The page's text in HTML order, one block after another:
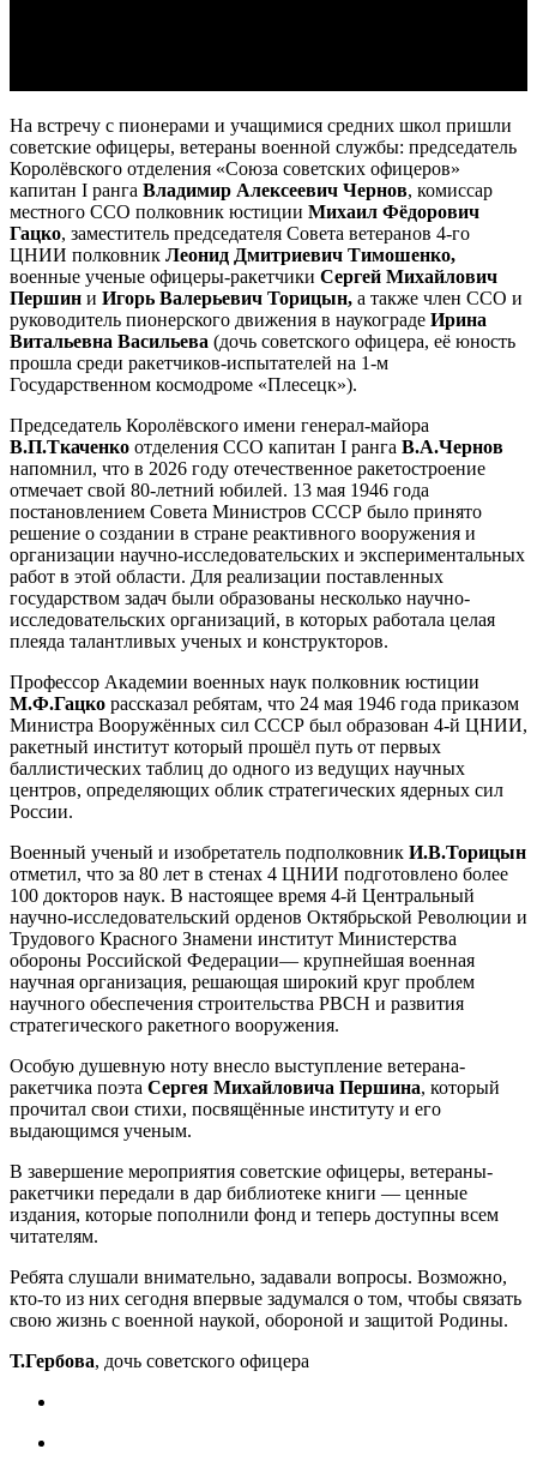
На встречу с пионерами и учащимися средних школ пришли
советские офицеры, ветераны военной службы: председатель
Королёвского отделения «Союза советских офицеров»
капитан I ранга Владимир Алексеевич Чернов, комиссар
местного ССО полковник юстиции Михаил Фёдорович
Гацко, заместитель председателя Совета ветеранов 4-го
ЦНИИ полковник Леонид Дмитриевич Тимошенко,
военные ученые офицеры-ракетчики Сергей Михайлович
Першин и Игорь Валерьевич Торицын, а также член ССО и
руководитель пионерского движения в наукограде Ирина
Витальевна Васильева (дочь советского офицера, её юность
прошла среди ракетчиков-испытателей на 1-м
Государственном космодроме «Плесецк»).
Председатель Королёвского имени генерал-майора
В.П.Ткаченко отделения ССО капитан I ранга В.А.Чернов
напомнил, что в 2026 году отечественное ракетостроение
отмечает свой 80-летний юбилей. 13 мая 1946 года
постановлением Совета Министров СССР было принято
решение о создании в стране реактивного вооружения и
организации научно-исследовательских и экспериментальных
работ в этой области. Для реализации поставленных
государством задач были образованы несколько научно-
исследовательских организаций, в которых работала целая
плеяда талантливых ученых и конструкторов.
Профессор Академии военных наук полковник юстиции
М.Ф.Гацко рассказал ребятам, что 24 мая 1946 года приказом
Министра Вооружённых сил СССР был образован 4-й ЦНИИ,
ракетный институт который прошёл путь от первых
баллистических таблиц до одного из ведущих научных
центров, определяющих облик стратегических ядерных сил
России.
Военный ученый и изобретатель подполковник И.В.Торицын
отметил, что за 80 лет в стенах 4 ЦНИИ подготовлено более
100 докторов наук. В настоящее время 4-й Центральный
научно-исследовательский орденов Октябрьской Революции и
Трудового Красного Знамени институт Министерства
обороны Российской Федерации— крупнейшая военная
научная организация, решающая широкий круг проблем
научного обеспечения строительства РВСН и развития
стратегического ракетного вооружения.
Особую душевную ноту внесло выступление ветерана-
ракетчика поэта Сергея Михайловича Першина, который
прочитал свои стихи, посвящённые институту и его
выдающимся ученым.
В завершение мероприятия советские офицеры, ветераны-
ракетчики передали в дар библиотеке книги — ценные
издания, которые пополнили фонд и теперь доступны всем
читателям.
Ребята слушали внимательно, задавали вопросы. Возможно,
кто-то из них сегодня впервые задумался о том, чтобы связать
свою жизнь с военной наукой, обороной и защитой Родины.
Т.Гербова, дочь советского офицера